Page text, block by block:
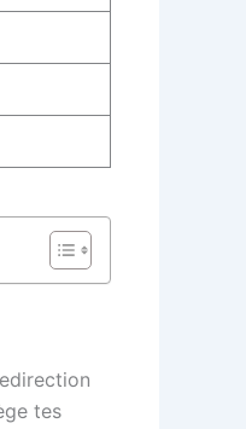
tes